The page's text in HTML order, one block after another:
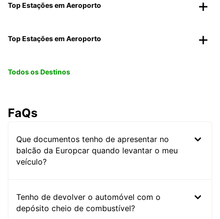
Top Estações em Aeroporto
Top Estações em Aeroporto
Todos os Destinos
FaQs
Que documentos tenho de apresentar no
balcão da Europcar quando levantar o meu
veículo?
Tenho de devolver o automóvel com o
depósito cheio de combustível?